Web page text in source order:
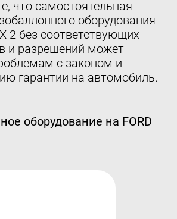
что самостоятельная
оборудования
2 без соответствующих
и разрешений может
с законом и
гарантии на автомобиль.
оборудование на FORD